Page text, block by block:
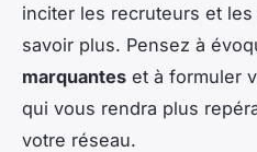
inciter les recruteurs et
savoir plus. Pensez à
marquantes et à formuler
qui vous rendra plus
votre réseau.